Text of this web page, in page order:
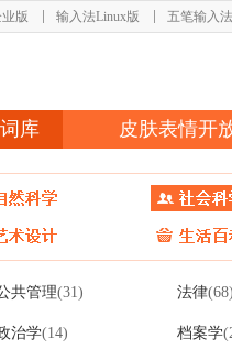
版 输入法Linux版 五笔输入法
词库 皮肤表情开
共管理(31) 法律
治学(14) 档案学